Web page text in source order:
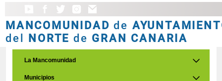
MANCOMUNIDAD de
del NORTE de GRAN CANARIA
La Mancomunidad
Municipios